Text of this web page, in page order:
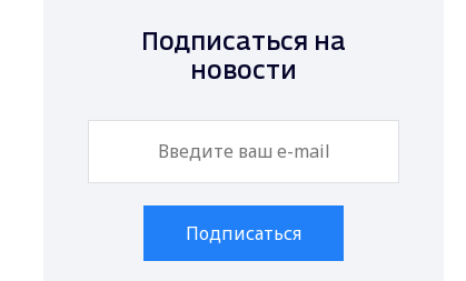
Подписаться на
новости
Подписаться